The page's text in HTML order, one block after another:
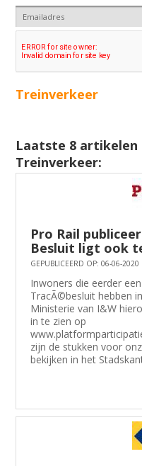
Treinverkeer
Laatste 8 artikelen
Treinverkeer:
Pro Rail
Besluit ligt ook
GEPUBLICEERD OP: 06-06-2020
Inwoners die eerder
TracÃ©besluit hebben
Ministerie van I&W
in te zien op
zijn de stukken voor
bekijken in het